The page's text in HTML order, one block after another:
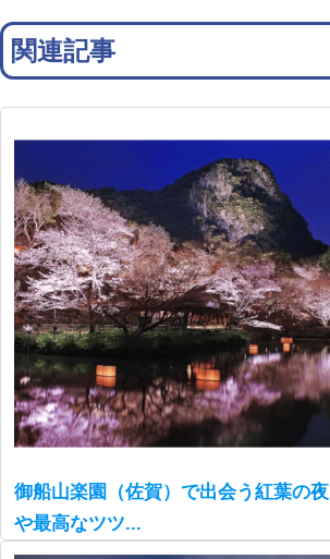
関連記事
御船山楽園（佐賀）で出会う紅葉の
や最高なツツ...